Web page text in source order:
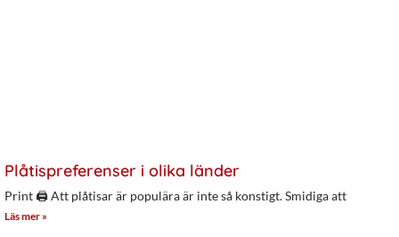
Plåtispreferenser i olika länder
Print 🖨 Att plåtisar är populära är inte så konstigt. Smidiga att
Läs mer »